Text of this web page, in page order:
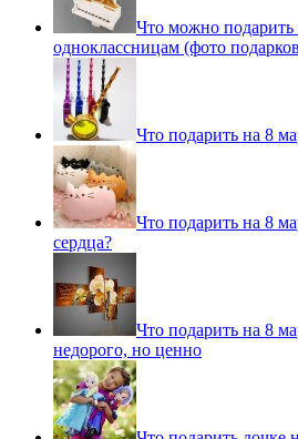
Что можно подарить
одноклассницам (фото
Что подарить на 8
Что подарить на 8
сердца?
Что подарить на 8
недорого, но ценно